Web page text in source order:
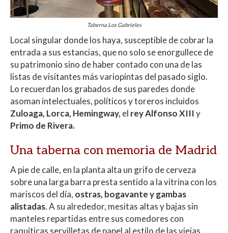
Taberna Los Gabrieles
Local singular donde los haya, susceptible de cobrar la
entrada a sus estancias, que no solo se enorgullece de
su patrimonio sino de haber contado con una de las
listas de visitantes más variopintas del pasado siglo.
Lo recuerdan los grabados de sus paredes donde
asoman intelectuales, políticos y toreros incluidos
Zuloaga, Lorca, Hemingway, el rey Alfonso XIIIy
Primo de Rivera.
Una taberna con memoria de Madrid
A pie de calle, en la planta alta un grifo de cerveza
sobre una larga barra presta sentido a la vitrina con los
mariscos del día, ostras, bogavante y gambas
alistadas. A su alrededor, mesitas altas y bajas sin
manteles repartidas entre sus comedores con
raquíticas servilletas de papel al estilo de las viejas